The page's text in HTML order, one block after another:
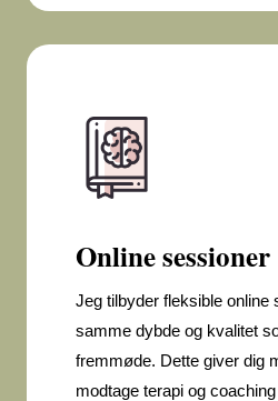
Online sessioner
Jeg tilbyder fleksible online
samme dybde og kvalitet
fremmøde. Dette giver dig
modtage terapi og